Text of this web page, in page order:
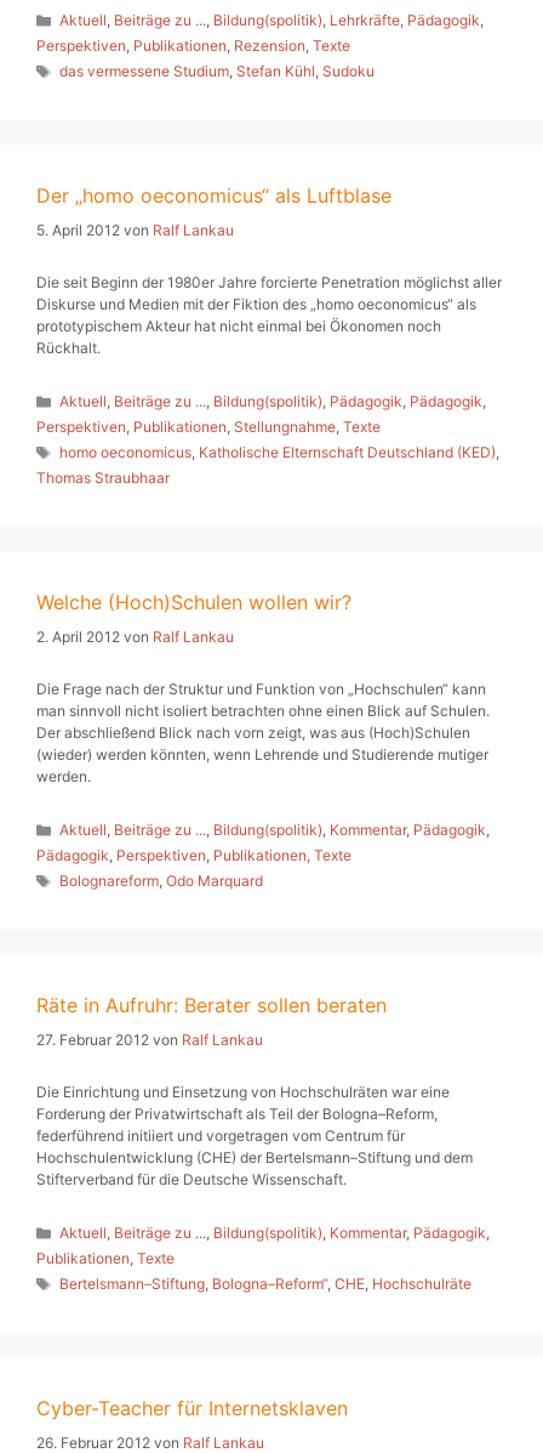
Kategorien
Aktuell, Beiträge zu ..., Bildung(spolitik), Lehrkräfte, Pädagogik,
Perspektiven, Publikationen, Rezension, Texte
Schlagwörter
das vermessene Studium,Stefan Kühl,Sudoku
Der „homo oeconomicus“ als Luftblase
5. April 2012 von Ralf Lankau
Die seit Beginn der 1980er Jahre forcierte Penetration möglichst aller
Diskurse und Medien mit der Fiktion des „homo oeconomicus“ als
prototypischem Akteur hat nicht einmal bei Ökonomen noch
Rückhalt.
Kategorien
Aktuell, Beiträge zu ..., Bildung(spolitik), Pädagogik, Pädagogik,
Perspektiven, Publikationen, Stellungnahme, Texte
Schlagwörter
homo oeconomicus, Katholische Elternschaft Deutschland (KED),
Thomas Straubhaar
Welche (Hoch)Schulen wollen wir?
2. April 2012 von Ralf Lankau
Die Frage nach der Struktur und Funktion von „Hochschulen“ kann
man sinnvoll nicht isoliert betrachten ohne einen Blick auf Schulen.
Der abschließend Blick nach vorn zeigt, was aus (Hoch)Schulen
(wieder) werden könnten, wenn Lehrende und Studierende mutiger
werden.
Kategorien
Aktuell, Beiträge zu ..., Bildung(spolitik), Kommentar, Pädagogik,
Pädagogik, Perspektiven, Publikationen, Texte
Schlagwörter
Bolognareform,Odo Marquard
Räte in Aufruhr: Berater sollen beraten
27. Februar 2012 von Ralf Lankau
Die Einrichtung und Einsetzung von Hochschulräten war eine
Forderung der Privatwirtschaft als Teil der Bologna–Reform,
federführend initiiert und vorgetragen vom Centrum für
Hochschulentwicklung (CHE) der Bertelsmann–Stiftung und dem
Stifterverband für die Deutsche Wissenschaft.
Kategorien
Aktuell, Beiträge zu ..., Bildung(spolitik), Kommentar, Pädagogik,
Publikationen, Texte
Schlagwörter
Bertelsmann–Stiftung, Bologna–Reform“,CHE, Hochschulräte
Cyber-Teacher für Internetsklaven
26. Februar 2012 von Ralf Lankau